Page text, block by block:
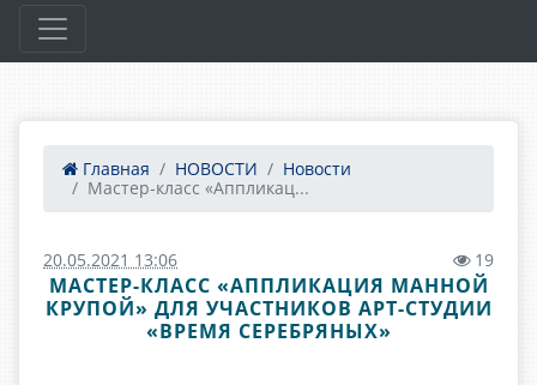
Главная НОВОСТИ
Новости
Мастер-класс «Аппликац...
20.05.2021 13:06 19
МАСТЕР-КЛАСС «АППЛИКАЦИЯ МАННОЙ
КРУПОЙ» ДЛЯ УЧАСТНИКОВ АРТ-СТУДИИ
«ВРЕМЯ СЕРЕБРЯНЫХ»